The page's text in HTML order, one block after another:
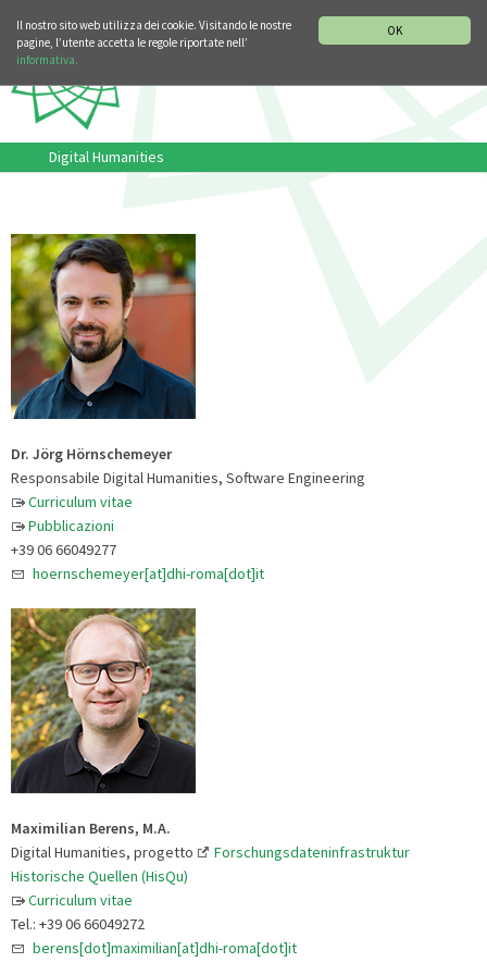
OK
Il nostro sito web utilizza dei cookie. Visitando le nostre
pagine, l’utente accetta le regole riportate nell’
informativa.
Digital Humanities
Dr. Jörg Hörnschemeyer
Responsabile Digital Humanities, Software Engineering
Curriculum vitae
Pubblicazioni
+39 06 66049277
hoernschemeyer[at]dhi-roma[dot]it
Maximilian Berens, M.A.
Digital Humanities, progetto
Forschungsdateninfrastruktur
Historische Quellen (HisQu)
Curriculum vitae
Tel.: +39 06 66049272
berens[dot]maximilian[at]dhi-roma[dot]it